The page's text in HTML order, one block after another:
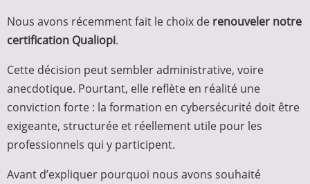
Nous avons récemment fait le choix de renouveler notre
certification Qualiopi.
Cette décision peut sembler administrative, voire
anecdotique. Pourtant, elle reflète en réalité une
conviction forte : la formation en cybersécurité doit être
exigeante, structurée et réellement utile pour les
professionnels qui y participent.
Avant d’expliquer pourquoi nous avons souhaité